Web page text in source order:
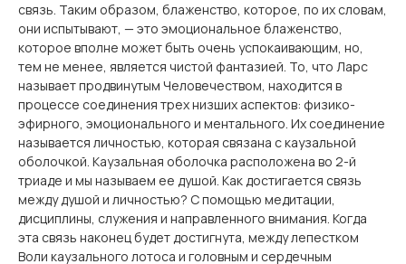
связь. Таким образом, блаженство, которое, по их словам,
они испытывают, — это эмоциональное блаженство,
которое вполне может быть очень успокаивающим, но,
тем не менее, является чистой фантазией. То, что Ларс
называет продвинутым Человечеством, находится в
процессе соединения трех низших аспектов: физико-
эфирного, эмоционального и ментального. Их соединение
называется личностью, которая связана с каузальной
оболочкой. Каузальная оболочка расположена во 2-й
триаде и мы называем ее душой. Как достигается связь
между душой и личностью? С помощью медитации,
дисциплины, служения и направленного внимания. Когда
эта связь наконец будет достигнута, между лепестком
Воли каузального лотоса и головным и сердечным